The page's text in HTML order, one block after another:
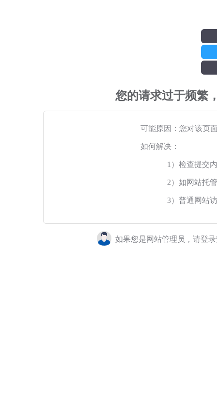
您的请求过于频繁
可能原因：您对该页
如何解决：
1）检查提交
2）如网站托
3）普通网站
如果您是网站管理员，请登